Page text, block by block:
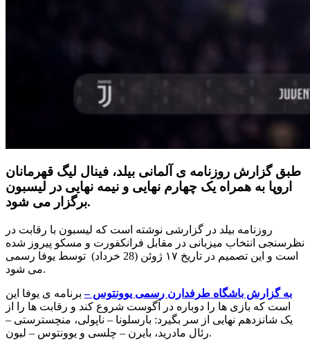
طبق گزارش روزنامه ی آلمانی بیلد، فینال لیگ قهرمانان
اروپا به همراه یک چهارم نهایی و نیمه نهایی در لیسبون
برگزار می شود.
روزنامه بیلد در گزارشی نوشته است که لیسبون با رقابت در
نظرسنجی انتخاب میزبانی در مقابل فرانکفورت و مسکو پیروز شده
است و این تصمیم در تاریخ ۱۷ ژوئن (28 خرداد) توسط یوفا رسمی
می شود.
به گزارش باشگاه طرفدارن رسمی یوونتوس –برنامه ی یوفا این
است که بازی ها را دوباره در آگوست شروع کند و رقابت ها را از
یک شانزدهم نهایی از سر بگیرد: بارسلونا – ناپولی، منچسترستی –
رئال مادرید، بایرن – چلسی و یوونتوس – لیون.